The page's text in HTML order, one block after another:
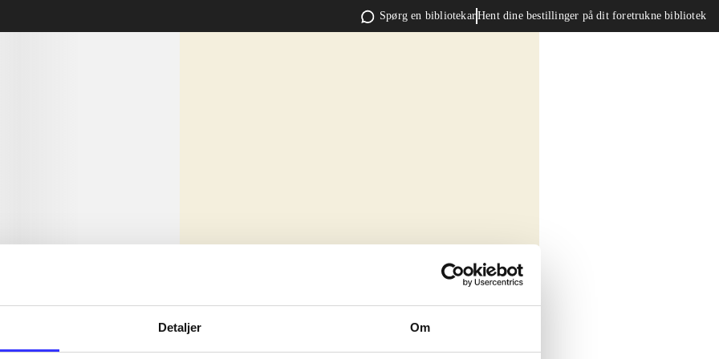
Detaljer Om
Spørg en bibliotekarHent dine bestillinger på dit foretrukne bibliotek
sit amet ...
sit amet ...